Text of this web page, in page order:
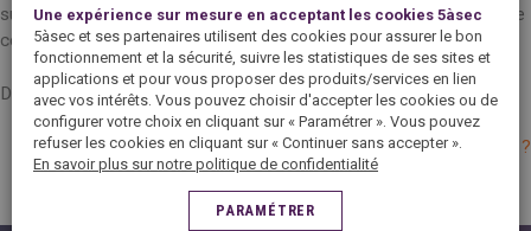
suffit de rincer votre vêtement. Si la couleur dégorge encore lors de
cette étape, renouveler l’opération.
Découvrez aussi :Comment préserver les couleurs du linge ?
Comment vérifier si une couleur peut déteindre ?
Une expérience sur mesure en acceptant les cookies 5àsec
5àsec et ses partenaires utilisent des cookies pour assurer le bon
fonctionnement et la sécurité, suivre les statistiques de ses sites et
applications et pour vous proposer des produits/services en lien
avec vos intérêts. Vous pouvez choisir d'accepter les cookies ou de
configurer votre choix en cliquant sur « Paramétrer ». Vous pouvez
refuser les cookies en cliquant sur « Continuer sans accepter ».
En savoir plus sur notre politique de confidentialité
PARAMÉTRER